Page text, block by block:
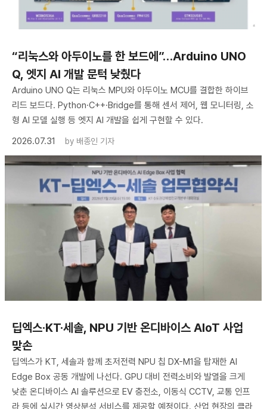
“리눅스와 아두이노를 한 보드에”…Arduino UNO
Q, 엣지 AI 개발 문턱 낮췄다
Arduino UNO Q는 리눅스 MPU와 아두이노 MCU를 결합한 하이브
리드 보드다. Python·C++·Bridge를 통해 센서 제어, 웹 모니터링, 소
형 AI 모델 실행 등 엣지 AI 개발을 쉽게 구현할 수 있다.
2026.07.31
by 배종인 기자
딥엑스·KT·세솔, NPU 기반 온디바이스 AIoT 사업
맞손
딥엑스가 KT, 세솔과 함께 초저전력 NPU 칩 DX-M1을 탑재한 AI
Edge Box 공동 개발에 나선다. GPU 대비 전력소비와 발열을 크게
낮춘 온디바이스 AI 솔루션으로 EV 충전소, 이동식 CCTV, 교통 인프
라 등에 실시간 영상분석 서비스를 제공할 예정이다. 산업 현장의 클라